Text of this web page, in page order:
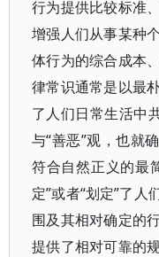
行为提供比较标准
增强人们从事某种
体行为的综合成本
律常识通常是以最
了人们日常生活中
与“善恶”观，也就
符合自然正义的最
定”或者“划定”了
围及其相对确定的
提供了相对可靠的